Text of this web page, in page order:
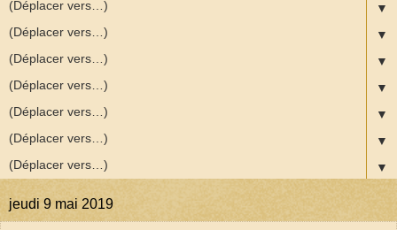
▼
▼
▼
▼
▼
▼
▼
jeudi 9 mai 2019